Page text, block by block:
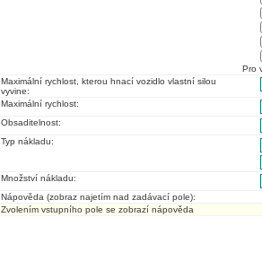
Pro
Maximální rychlost, kterou hnací vozidlo vlastní silou
vyvine:
Maximální rychlost:
Obsaditelnost:
Typ nákladu:
Množství nákladu:
Nápověda (zobraz najetím nad zadávací pole):
Zvolením vstupního pole se zobrazí nápověda